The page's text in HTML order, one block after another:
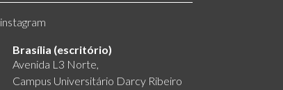
instagram
Brasília (escritório)
Avenida L3 Norte,
Campus Universitário Darcy Ribeiro